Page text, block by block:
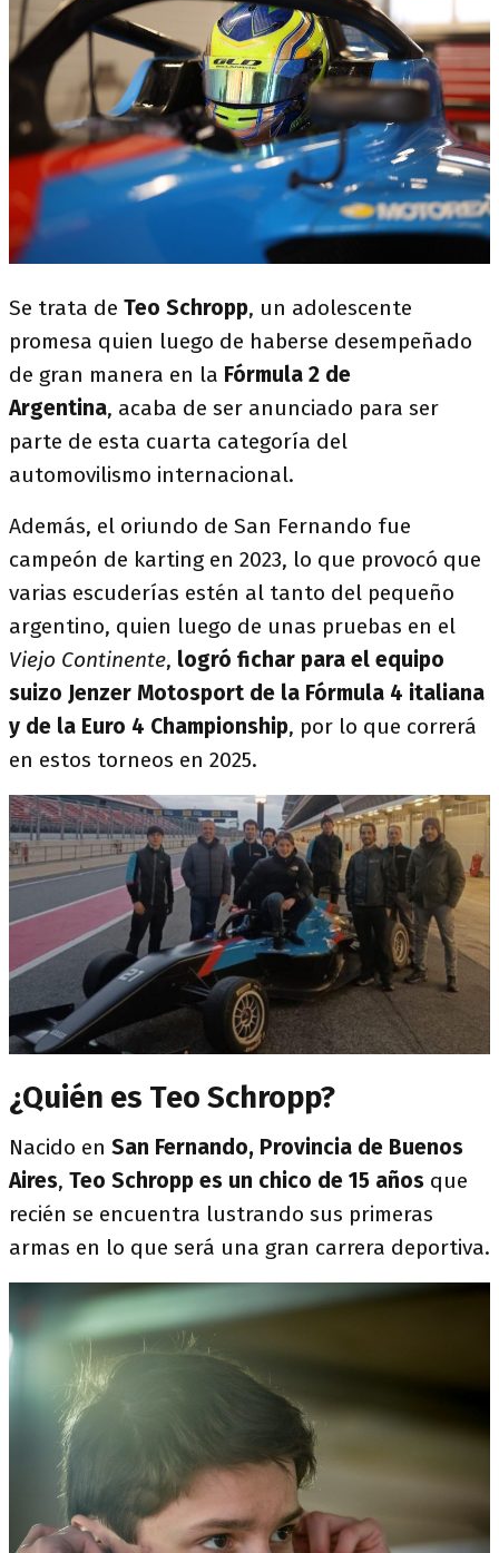
Se trata de Teo Schropp, un adolescente
promesa quien luego de haberse desempeñado
de gran manera en la Fórmula 2 de
Argentina, acaba de ser anunciado para ser
parte de esta cuarta categoría del
automovilismo internacional.
Además, el oriundo de San Fernando fue
campeón de karting en 2023, lo que provocó que
varias escuderías estén al tanto del pequeño
argentino, quien luego de unas pruebas en el
Viejo Continente, logró fichar para el equipo
suizo Jenzer Motosport de la Fórmula 4 italiana
y de la Euro 4 Championship, por lo que correrá
en estos torneos en 2025.
¿Quién es Teo Schropp?
Nacido en San Fernando, Provincia de Buenos
Aires, Teo Schropp es un chico de 15 años que
recién se encuentra lustrando sus primeras
armas en lo que será una gran carrera deportiva.